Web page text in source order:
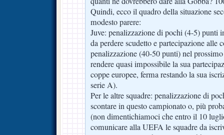
Quindi, ecco il quadro della situazione
modesto parere:
Juve: penalizzazione di pochi (4-5) punti
da perdere scudetto e partecipazione alle
penalizzazione (40-50 punti) nel
rendere quasi impossibile la sua
coppe europee, ferma restando la sua
serie A).
Per le altre squadre: penalizzazione di
scontare in questo campionato o, più
(non dimentichiamoci che entro il 10
comunicare alla UEFA le squadre da